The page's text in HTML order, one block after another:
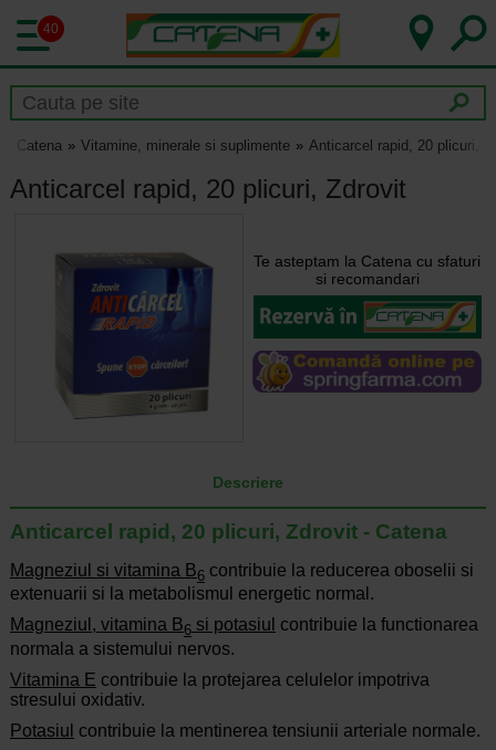
40
Catena Vitamine, minerale si suplimente Anticarcel rapid, 20 plicuri,
Anticarcel rapid, 20 plicuri, Zdrovit
Te asteptam la Catena cu sfaturi
si recomandari
Descriere
Anticarcel rapid, 20 plicuri, Zdrovit - Catena
Magneziul si vitamina B6 contribuie la reducerea oboselii si
extenuarii si la metabolismul energetic normal.
Magneziul, vitamina B6 si potasiul contribuie la functionarea
normala a sistemului nervos.
Vitamina E contribuie la protejarea celulelor impotriva
stresului oxidativ.
Potasiul contribuie la mentinerea tensiunii arteriale normale.